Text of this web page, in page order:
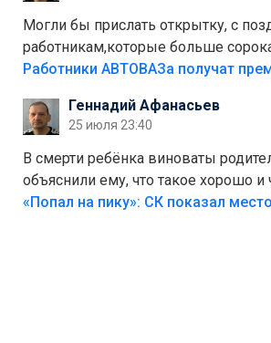
Могли бы прислать открытку, с
работникам,которые больше
на предприятии.
Работники АВТОВАЗа получат
Геннадий Афанасьев
25 июля 23:40
В смерти ребёнка виноваты
объяснили ему, что такое хорошо и
Лезть через такой забор,верх